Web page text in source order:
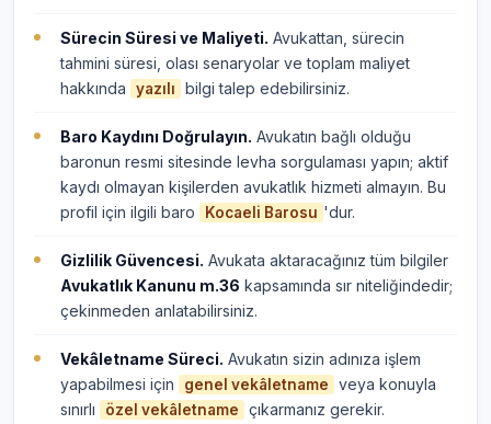
Sürecin Süresi ve Maliyeti. Avukattan, sürecin
tahmini süresi, olası senaryolar ve toplam maliyet
hakkında
yazılı bilgi talep edebilirsiniz.
Baro Kaydını Doğrulayın. Avukatın bağlı olduğu
baronun resmi sitesinde levha sorgulaması yapın; aktif
kaydı olmayan kişilerden avukatlık hizmeti almayın. Bu
profil için ilgili baro
Kocaeli Barosu 'dur.
Gizlilik Güvencesi. Avukata aktaracağınız tüm bilgiler
Avukatlık Kanunu m.36 kapsamında sır niteliğindedir;
çekinmeden anlatabilirsiniz.
Vekâletname Süreci. Avukatın sizin adınıza işlem
yapabilmesi için
genel vekâletname
veya konuyla
sınırlı
özel vekâletname
çıkarmanız gerekir.